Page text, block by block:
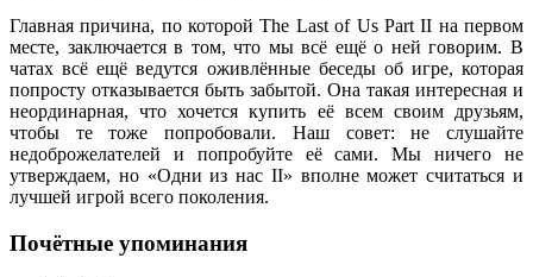
Главная причина, по которой The Last of Us Part II на первом
месте, заключается в том, что мы всё ещё о ней говорим. В
чатах всё ещё ведутся оживлённые беседы об игре, которая
попросту отказывается быть забытой. Она такая интересная и
неординарная, что хочется купить её всем своим друзьям,
чтобы те тоже попробовали. Наш совет: не слушайте
недоброжелателей и попробуйте её сами. Мы ничего не
утверждаем, но «Одни из нас II» вполне может считаться и
лучшей игрой всего поколения.
Почётные упоминания